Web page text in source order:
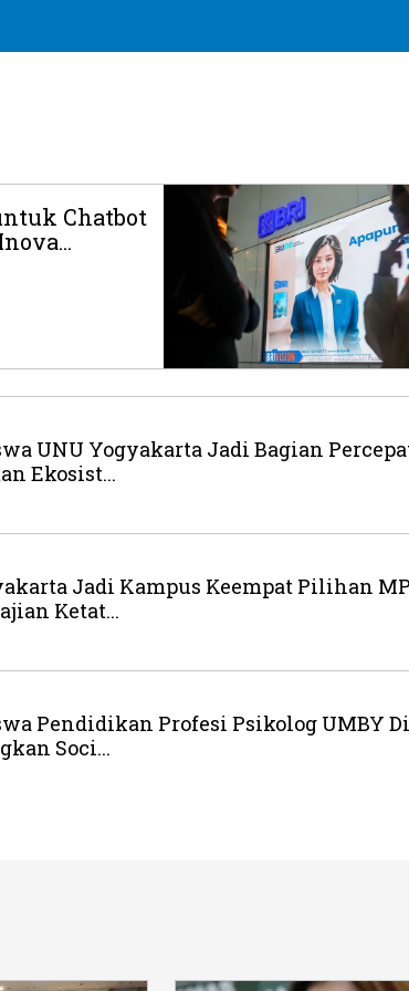
Chatbot
UNU Yogyakarta Jadi Bagian
Ekosist...
Jadi Kampus Keempat Pilihan
Ketat...
Pendidikan Profesi Psikolog UMBY
Soci...